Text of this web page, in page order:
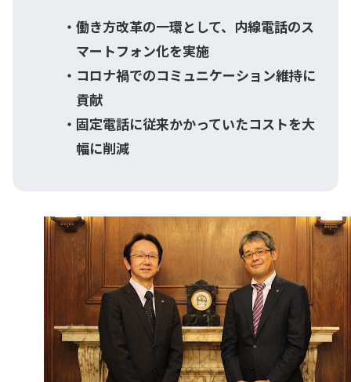
働き方改革の一環として、内線電話のス
マートフォン化を実施
コロナ禍でのコミュニケーション維持に
貢献
固定電話に従来かかっていたコストを大
幅に削減